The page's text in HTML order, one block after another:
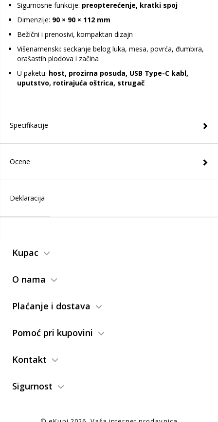
Sigurnosne funkcije: preopterećenje, kratki spoj
Dimenzije: 90 × 90 × 112 mm
Bežični i prenosivi, kompaktan dizajn
Višenamenski: seckanje belog luka, mesa, povrća, đumbira,
orašastih plodova i začina
U paketu: host, prozirna posuda, USB Type-C kabl,
uputstvo, rotirajuća oštrica, strugač
Specifikacije
Ocene
Deklaracija
Kupac
O nama
Plaćanje i dostava
Pomoć pri kupovini
Kontakt
Sigurnost